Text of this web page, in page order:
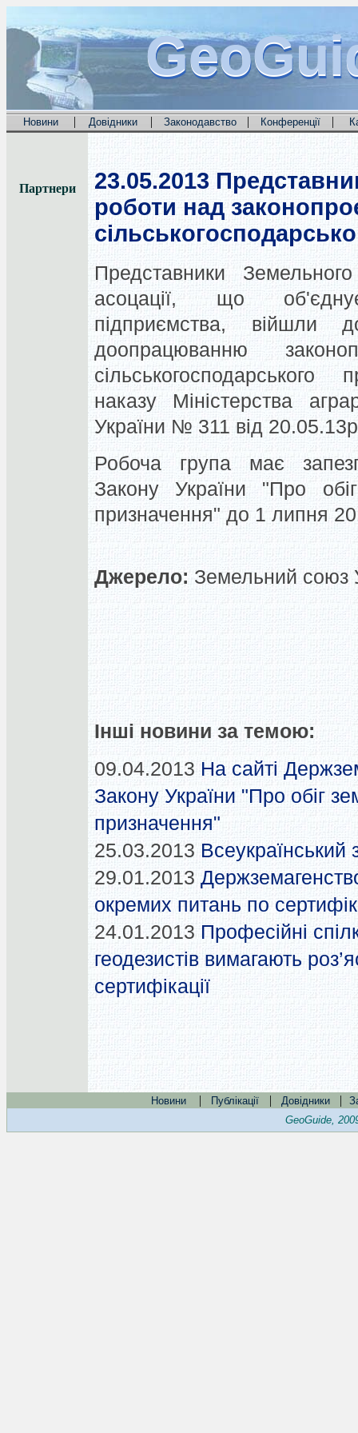
Новини | Довідники | Законодавство | Конференції |
Партнери 23.05.2013
роботи над
Представники
асоцації, що
підприємства,
доопрацюванню
сільськогосподарського
наказу Міністерства
України № 311 від
Робоча група має
Закону України "Про обіг
призначення" до 1 липня
Джерело: Земельний союз
Інші новини за темою:
09.04.2013 На сайті
Закону України "Про обіг
призначення"
25.03.2013
29.01.2013
окремих питань по
24.01.2013 Професійні
геодезистів вимагають
сертифікації
Новини | Публікації | Довідники |
GeoGuide,